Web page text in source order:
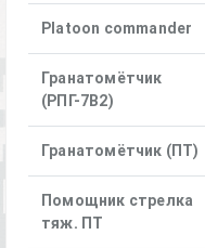
Platoon commander
Гранатомётчик
(РПГ-7В2)
Гранатомётчик (ПТ)
Помощник стрелка
тяж. ПТ